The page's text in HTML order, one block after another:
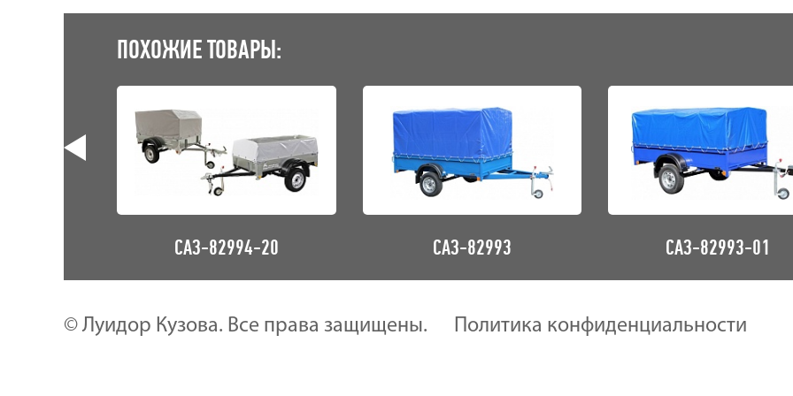
ПОХОЖИЕ ТОВАРЫ:
САЗ-82994-20 САЗ-82993 САЗ-82993-01
© Луидор Кузова. Все права защищены. Политика конфиденциальности